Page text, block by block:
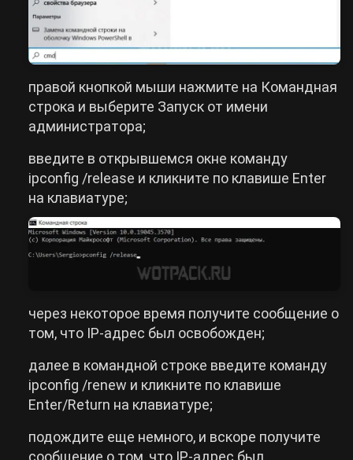
правой кнопкой мыши нажмите на Командная
строка и выберите Запуск от имени
администратора;
введите в открывшемся окне команду
ipconfig /release и кликните по клавише Enter
на клавиатуре;
через некоторое время получите сообщение о
том, что IP-адрес был освобожден;
далее в командной строке введите команду
ipconfig /renew и кликните по клавише
Enter/Return на клавиатуре;
подождите еще немного, и вскоре получите
сообщение о том, что IP-адрес был